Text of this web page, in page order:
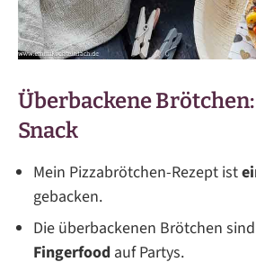
Überbackene
Snack
Mein Pizzabrötchen-Rezept ist
gebacken.
Die überbackenen Brötchen
Fingerfood auf Partys.